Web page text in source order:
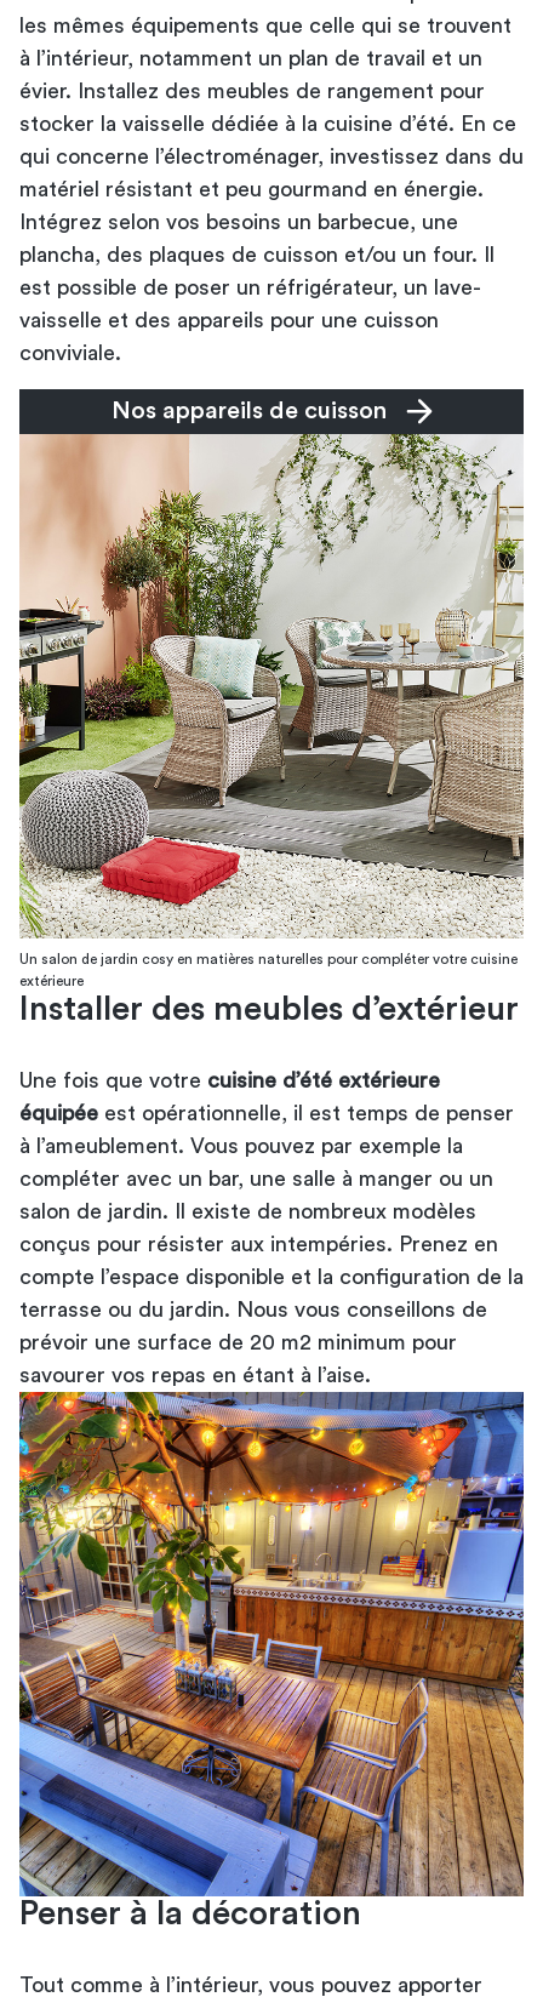
Un salon de jardin cosy en matières naturelles pour compléter votre cuisine
extérieure
les mêmes équipements que celle qui se trouvent
à l’intérieur, notamment un plan de travail et un
évier. Installez des meubles de rangement pour
stocker la vaisselle dédiée à la cuisine d’été. En ce
qui concerne l’électroménager, investissez dans du
matériel résistant et peu gourmand en énergie.
Intégrez selon vos besoins un barbecue, une
plancha, des plaques de cuisson et/ou un four. Il
est possible de poser un réfrigérateur, un lave-
vaisselle et des appareils pour une cuisson
conviviale.
Nos appareils de cuisson
Installer des meubles d’extérieur
Une fois que votre cuisine d’été extérieure
équipée est opérationnelle, il est temps de penser
à l’ameublement. Vous pouvez par exemple la
compléter avec un bar, une salle à manger ou un
salon de jardin. Il existe de nombreux modèles
conçus pour résister aux intempéries. Prenez en
compte l’espace disponible et la configuration de la
terrasse ou du jardin. Nous vous conseillons de
prévoir une surface de 20 m2 minimum pour
savourer vos repas en étant à l’aise.
Penser à la décoration
Tout comme à l’intérieur, vous pouvez apporter